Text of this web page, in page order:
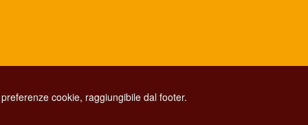
cookie, raggiungibile dal footer.